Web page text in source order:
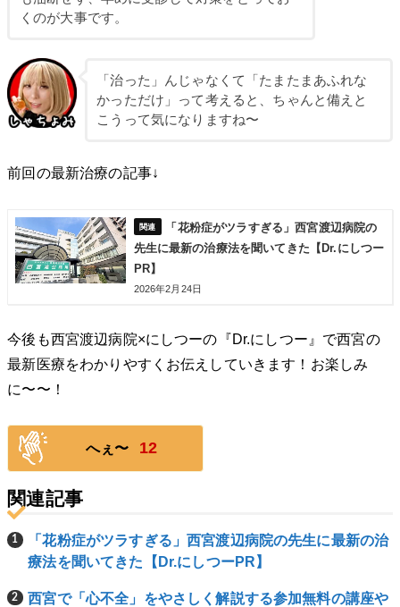
くのが大事です。
「治った」んじゃなくて「たまたまあふれな
かっただけ」って考えると、ちゃんと備えと
こうって気になりますね〜
前回の最新治療の記事↓
「花粉症がツラすぎる」西宮渡辺病院の
先生に最新の治療法を聞いてきた【Dr.にしつー
PR】
2026年2月24日
今後も西宮渡辺病院×にしつーの『Dr.にしつー』で西宮の
最新医療をわかりやすくお伝えしていきます！お楽しみ
に〜〜！
へぇ〜 12
関連記事
「花粉症がツラすぎる」西宮渡辺病院の先生に最新の治
療法を聞いてきた【Dr.にしつーPR】
西宮で「心不全」をやさしく解説する参加無料の講座や